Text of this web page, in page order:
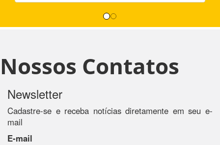
Nossos Contatos
Newsletter
Cadastre-se e receba notícias diretamente em seu e-
mail
E-mail